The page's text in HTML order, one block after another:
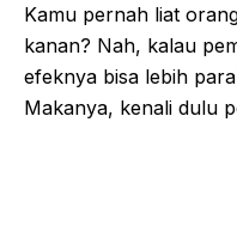
Kamu pernah liat
kanan? Nah, kalau
efeknya bisa lebih
Makanya, kenali dulu